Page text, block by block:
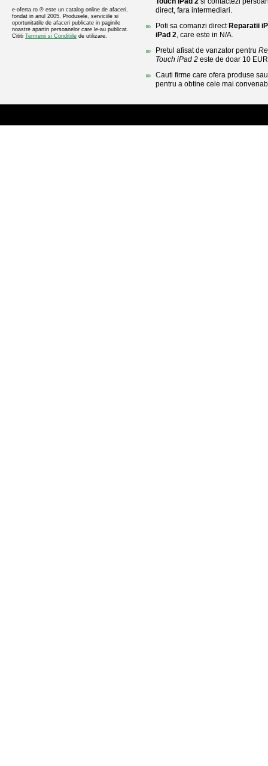
e-oferta.ro ® este un catalog online de afaceri,
fondat in anul 2005. Produsele, serviciile si
oportunitatile de afaceri publicate in paginile
noastre apartin persoanelor care le-au publicat.
Cititi Termenii si Conditiile de utilizare.
direct, fara intermediari.
Poti sa comanzi direct Reparatii
iPad 2, care este in N/A.
Pretul afisat de vanzator pentru
Touch iPad 2 este de doar 10
Cauti firme care ofera produse
pentru a obtine cele mai